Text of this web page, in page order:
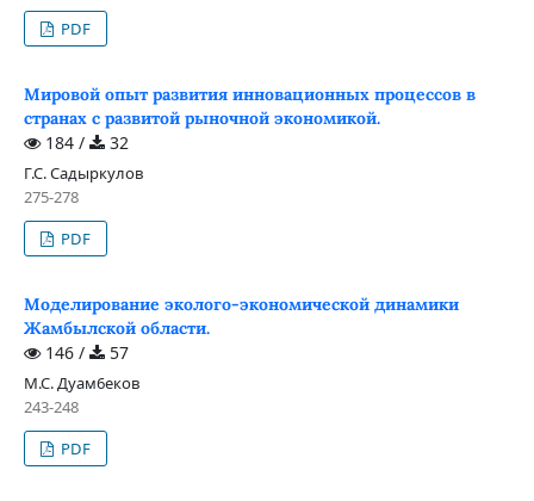
PDF
Мировой опыт развития инновационных процессов в
странах с развитой рыночной экономикой.
184 / 32
Г.С. Садыркулов
275-278
PDF
Моделирование эколого-экономической динамики
Жамбылской области.
146 / 57
М.С. Дуам6еков
243-248
PDF